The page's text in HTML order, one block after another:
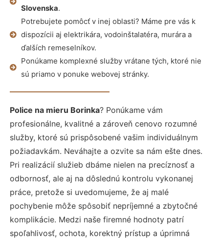
Slovenska.
Potrebujete pomôcť v inej oblasti? Máme pre vás k
dispozícii aj elektrikára, vodoinštalatéra, murára a
ďalších remeselníkov.
Ponúkame komplexné služby vrátane tých, ktoré nie
sú priamo v ponuke webovej stránky.
Police na mieru Borinka? Ponúkame vám
profesionálne, kvalitné a zároveň cenovo rozumné
služby, ktoré sú prispôsobené vašim individuálnym
požiadavkám. Neváhajte a ozvite sa nám ešte dnes.
Pri realizácií služieb dbáme nielen na precíznosť a
odbornosť, ale aj na dôslednú kontrolu vykonanej
práce, pretože si uvedomujeme, že aj malé
pochybenie môže spôsobiť nepríjemné a zbytočné
komplikácie. Medzi naše firemné hodnoty patrí
spoľahlivosť, ochota, korektný prístup a úprimná